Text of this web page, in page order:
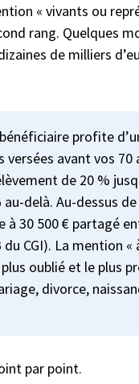
« vivants ou
rang. Quelques
de milliers
profite
versées avant vos 70
de 20 %
delà. Au-dessus de
à 30 500 € partagé
CGI). La mention
oublié et le plus
divorce,
par point.